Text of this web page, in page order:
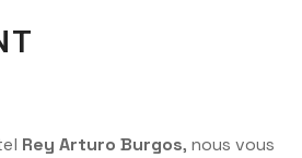
Rey Arturo Burgos, nous vous